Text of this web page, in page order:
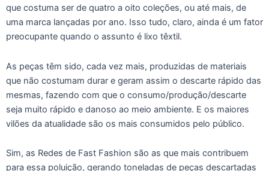
que costuma ser de quatro a oito coleções, ou até mais, de
uma marca lançadas por ano. Isso tudo, claro, ainda é um fator
preocupante quando o assunto é lixo têxtil.
As peças têm sido, cada vez mais, produzidas de materiais
que não costumam durar e geram assim o descarte rápido das
mesmas, fazendo com que o consumo/produção/descarte
seja muito rápido e danoso ao meio ambiente. E os maiores
vilões da atualidade são os mais consumidos pelo público.
Sim, as Redes de Fast Fashion são as que mais contribuem
para essa poluição, gerando toneladas de peças descartadas